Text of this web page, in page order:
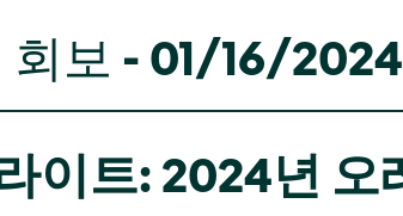
회보 - 01/16/2024
이트: 2024년 오